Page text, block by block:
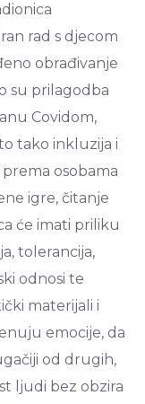
rad s djecom
obrađivanje
su prilagodba
Covidom,
tako inkluzija i
osobama
igre, čitanje
će imati priliku
tolerancija,
odnosi te
materijali i
emocije, da
od drugih,
ljudi bez obzira